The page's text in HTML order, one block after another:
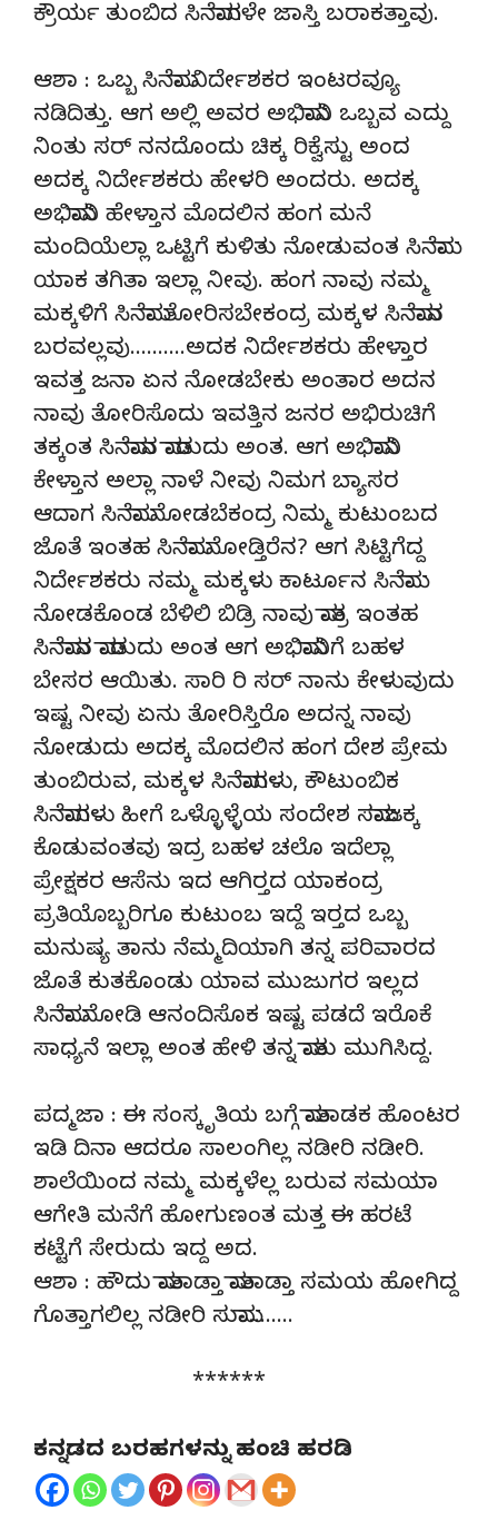
ಕ್ರೌರ್ಯ ತುಂಬಿದ ಸಿನೆಮಾಗಳೇ ಜಾಸ್ತಿ ಬರಾಕತ್ತಾವು.
ಆಶಾ : ಒಬ್ಬ ಸಿನೆಮಾ ನಿರ್ದೇಶಕರ ಇಂಟರವ್ಯೂ
ನಡಿದಿತ್ತು. ಆಗ ಅಲ್ಲಿ ಅವರ ಅಭಿಮಾನಿ ಒಬ್ಬವ ಎದ್ದು
ನಿಂತು ಸರ್ ನನದೊಂದು ಚಿಕ್ಕ ರಿಕ್ವೆಸ್ಟು ಅಂದ
ಅದಕ್ಕ ನಿರ್ದೇಶಕರು ಹೇಳರಿ ಅಂದರು. ಅದಕ್ಕ
ಅಭಿಮಾನಿ ಹೇಳ್ತಾನ ಮೊದಲಿನ ಹಂಗ ಮನೆ
ಮಂದಿಯೆಲ್ಲಾ ಒಟ್ಟಿಗೆ ಕುಳಿತು ನೋಡುವಂತ ಸಿನೆಮಾ
ಯಾಕ ತಗಿತಾ ಇಲ್ಲಾ ನೀವು. ಹಂಗ ನಾವು ನಮ್ಮ
ಮಕ್ಕಳಿಗೆ ಸಿನೆಮಾ ತೋರಿಸಬೇಕಂದ್ರ ಮಕ್ಕಳ ಸಿನೆಮಾನ
ಬರವಲ್ಲವು……….ಅದಕ ನಿರ್ದೇಶಕರು ಹೇಳ್ತಾರ
ಇವತ್ತ ಜನಾ ಏನ ನೋಡಬೇಕು ಅಂತಾರ ಅದನ
ನಾವು ತೋರಿಸೊದು ಇವತ್ತಿನ ಜನರ ಅಭಿರುಚಿಗೆ
ತಕ್ಕಂತ ಸಿನೆಮಾನ ಮಾಡುದು ಅಂತ. ಆಗ ಅಭಿಮಾನಿ
ಕೇಳ್ತಾನ ಅಲ್ಲಾ ನಾಳೆ ನೀವು ನಿಮಗ ಬ್ಯಾಸರ
ಆದಾಗ ಸಿನೆಮಾ ನೋಡಬೆಕಂದ್ರ ನಿಮ್ಮ ಕುಟುಂಬದ
ಜೊತೆ ಇಂತಹ ಸಿನೆಮಾ ನೋಡ್ತಿರೆನ? ಆಗ ಸಿಟ್ಟಿಗೆದ್ದ
ನಿರ್ದೇಶಕರು ನಮ್ಮ ಮಕ್ಕಳು ಕಾರ್ಟೂನ ಸಿನೆಮಾ
ನೋಡಕೊಂಡ ಬೆಳಿಲಿ ಬಿಡ್ರಿ ನಾವು ಮಾತ್ರ ಇಂತಹ
ಸಿನೆಮಾನ ಮಾಡುದು ಅಂತ ಆಗ ಅಭಿಮಾನಿಗೆ ಬಹಳ
ಬೇಸರ ಆಯಿತು. ಸಾರಿ ರಿ ಸರ್ ನಾನು ಕೇಳುವುದು
ಇಷ್ಟ ನೀವು ಏನು ತೋರಿಸ್ತಿರೊ ಅದನ್ನ ನಾವು
ನೋಡುದು ಅದಕ್ಕ ಮೊದಲಿನ ಹಂಗ ದೇಶ ಪ್ರೇಮ
ತುಂಬಿರುವ, ಮಕ್ಕಳ ಸಿನೆಮಾಗಳು, ಕೌಟುಂಬಿಕ
ಸಿನೆಮಾಗಳು ಹೀಗೆ ಒಳ್ಳೊಳ್ಳೆಯ ಸಂದೇಶ ಸಮಾಜಕ್ಕ
ಕೊಡುವಂತವು ಇದ್ರ ಬಹಳ ಚಲೊ ಇದೆಲ್ಲಾ
ಪ್ರೇಕ್ಷಕರ ಆಸೆನು ಇದ ಆಗಿರ್‍ತದ ಯಾಕಂದ್ರ
ಪ್ರತಿಯೊಬ್ಬರಿಗೂ ಕುಟುಂಬ ಇದ್ದೆ ಇರ್‍ತದ ಒಬ್ಬ
ಮನುಷ್ಯ ತಾನು ನೆಮ್ಮದಿಯಾಗಿ ತನ್ನ ಪರಿವಾರದ
ಜೊತೆ ಕುತಕೊಂಡು ಯಾವ ಮುಜುಗರ ಇಲ್ಲದ
ಸಿನೆಮಾ ನೋಡಿ ಆನಂದಿಸೊಕ ಇಷ್ಟ ಪಡದೆ ಇರೊಕೆ
ಸಾಧ್ಯನೆ ಇಲ್ಲಾ ಅಂತ ಹೇಳಿ ತನ್ನ ಮಾತು ಮುಗಿಸಿದ್ದ.
ಪದ್ಮಜಾ : ಈ ಸಂಸ್ಕೃತಿಯ ಬಗ್ಗೆ ಮಾತಾಡಕ ಹೊಂಟರ
ಇಡಿ ದಿನಾ ಆದರೂ ಸಾಲಂಗಿಲ್ಲ ನಡೀರಿ ನಡೀರಿ.
ಶಾಲೆಯಿಂದ ನಮ್ಮ ಮಕ್ಕಳೆಲ್ಲ ಬರುವ ಸಮಯಾ
ಆಗೇತಿ ಮನೆಗೆ ಹೋಗುಣಂತ ಮತ್ತ ಈ ಹರಟೆ
ಕಟ್ಟೆಗೆ ಸೇರುದು ಇದ್ದ ಅದ.
ಆಶಾ : ಹೌದು ಮಾತಾಡ್ತಾ ಮಾತಾಡ್ತಾ ಸಮಯ ಹೋಗಿದ್ದ
ಗೊತ್ತಾಗಲಿಲ್ಲ ನಡೀರಿ ಸುಮಾ……..
******
ಕನ್ನಡದ ಬರಹಗಳನ್ನು ಹಂಚಿ ಹರಡಿ